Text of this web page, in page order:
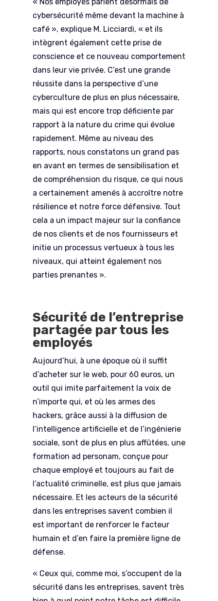
cybersécurité même devant la machine à
café », explique M. Licciardi, « et ils
intègrent également cette prise de
conscience et ce nouveau comportement
dans leur vie privée. C’est une grande
réussite dans la perspective d’une
cyberculture de plus en plus nécessaire,
mais qui est encore trop déficiente par
rapport à la nature du crime qui évolue
rapidement. Même au niveau des
rapports, nous constatons un grand pas
en avant en termes de sensibilisation et
de compréhension du risque, ce qui nous
a certainement amenés à accroître notre
résilience et notre force défensive. Tout
cela a un impact majeur sur la confiance
de nos clients et de nos fournisseurs et
initie un processus vertueux à tous les
niveaux, qui atteint également nos
parties prenantes ».
Sécurité de l’entreprise
partagée par tous les
employés
Aujourd’hui, à une époque où il suffit
d’acheter sur le web, pour 60 euros, un
outil qui imite parfaitement la voix de
n’importe qui, et où les armes des
hackers, grâce aussi à la diffusion de
l’intelligence artificielle et de l’ingénierie
sociale, sont de plus en plus affûtées, une
formation ad personam, conçue pour
chaque employé et toujours au fait de
l’actualité criminelle, est plus que jamais
nécessaire. Et les acteurs de la sécurité
dans les entreprises savent combien il
est important de renforcer le facteur
humain et d’en faire la première ligne de
défense.
« Ceux qui, comme moi, s’occupent de la
sécurité dans les entreprises, savent très